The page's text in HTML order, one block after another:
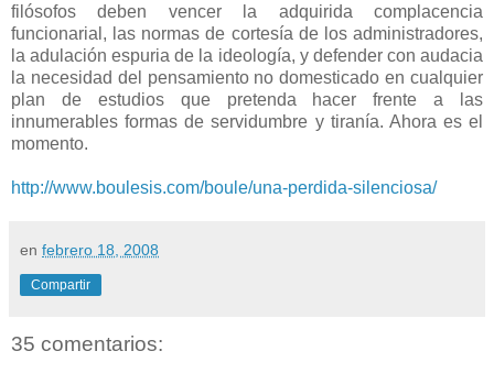
filósofos deben vencer la adquirida complacencia
funcionarial, las normas de cortesía de los administradores,
la adulación espuria de la ideología, y defender con audacia
la necesidad del pensamiento no domesticado en cualquier
plan de estudios que pretenda hacer frente a las
innumerables formas de servidumbre y tiranía. Ahora es el
momento.
http://www.boulesis.com/boule/una-perdida-silenciosa/
en febrero 18, 2008
Compartir
35 comentarios: